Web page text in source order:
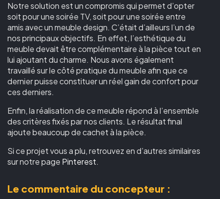
Notre solution est un compromis qui permet d’opter
soit pour une soirée TV, soit pour une soirée entre
amis avec un meuble design. C’était d’ailleurs l’un de
nos principaux objectifs. En effet, l’esthétique du
meuble devait être complémentaire à la pièce tout en
lui ajoutant du charme. Nous avons également
travaillé sur le côté pratique du meuble afin que ce
dernier puisse constituer un réel gain de confort pour
ces derniers.
Enfin, la réalisation de ce meuble répond à l’ensemble
des critères fixés par nos clients. Le résultat final
ajoute beaucoup de cachet à la pièce.
Si ce projet vous a plu, retrouvez en d’autres similaires
sur notre page Pinterest.
Le commentaire du concepteur :